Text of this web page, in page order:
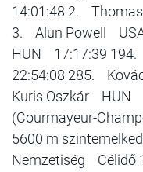
14:01:48 2.
3. Alun Powell
HUN 17:17:39
22:54:08 285.
Kuris Oszkár HUN
(Courmayeur-
5600 m
Nemzetiség